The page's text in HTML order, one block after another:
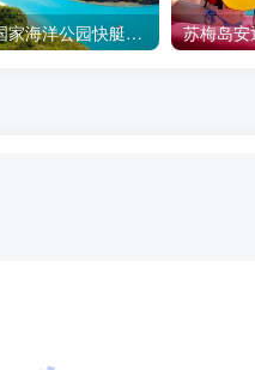
苏梅岛安通国家海洋公园快艇一日游 ?